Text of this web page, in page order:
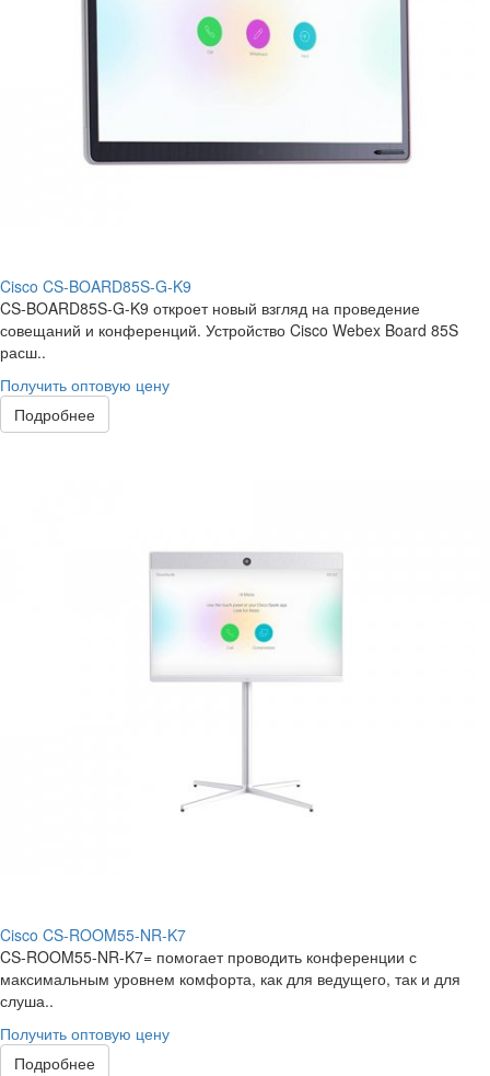
Cisco CS-BOARD85S-G-K9
CS-BOARD85S-G-K9 откроет новый взгляд на проведение
совещаний и конференций. Устройство Cisco Webex Board 85S
расш..
Получить оптовую цену
Подробнее
Cisco CS-ROOM55-NR-K7
CS-ROOM55-NR-K7= помогает проводить конференции с
максимальным уровнем комфорта, как для ведущего, так и для
слуша..
Получить оптовую цену
Подробнее